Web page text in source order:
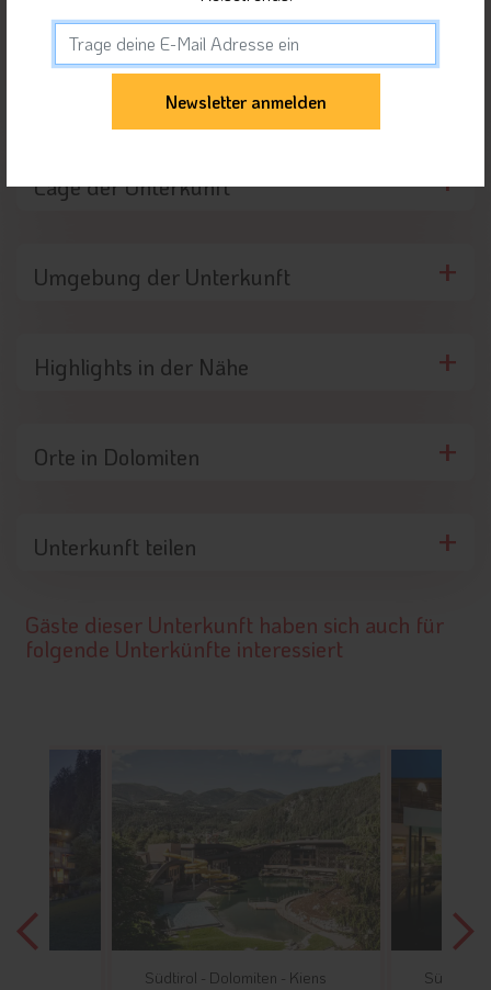
Lage der Unterkunft
Umgebung der Unterkunft
Highlights in der Nähe
Orte in Dolomiten
Unterkunft teilen
Gäste dieser Unterkunft haben sich auch für
folgende Unterkünfte interessiert
Südtirol - Dolomiten - Kiens Südtirol -